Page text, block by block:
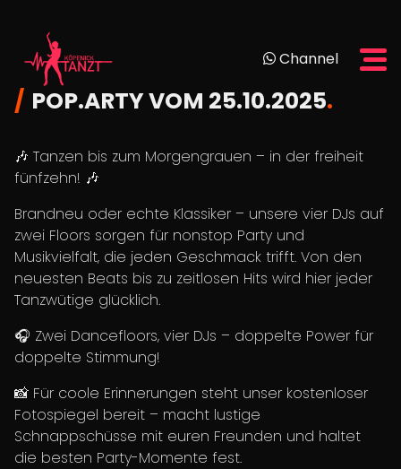
Channel
POP.ARTY VOM 25.10.2025
🎶 Tanzen bis zum Morgengrauen – in der freiheit
fünfzehn! 🎶
Brandneu oder echte Klassiker – unsere vier DJs auf
zwei Floors sorgen für nonstop Party und
Musikvielfalt, die jeden Geschmack trifft. Von den
neuesten Beats bis zu zeitlosen Hits wird hier jeder
Tanzwütige glücklich.
🎧 Zwei Dancefloors, vier DJs – doppelte Power für
doppelte Stimmung!
📸 Für coole Erinnerungen steht unser kostenloser
Fotospiegel bereit – macht lustige
Schnappschüsse mit euren Freunden und haltet
die besten Party-Momente fest.